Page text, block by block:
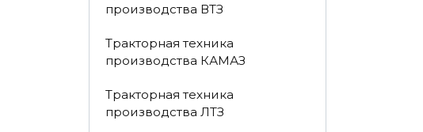
производства ВТЗ
Тракторная техника
производства КАМАЗ
Тракторная техника
производства ЛТЗ